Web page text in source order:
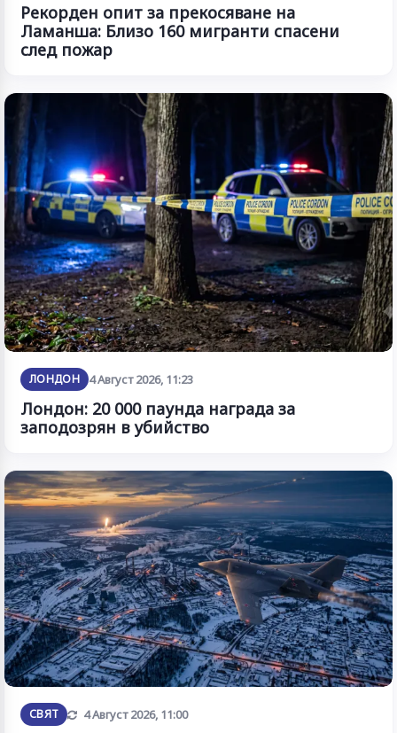
Рекорден опит за прекосяване на
Ламанша: Близо 160 мигранти спасени
след пожар
ЛОНДОН 4 Август 2026, 11:23
Лондон: 20 000 паунда награда за
заподозрян в убийство
СВЯТ Обновена
4 Август 2026, 11:00